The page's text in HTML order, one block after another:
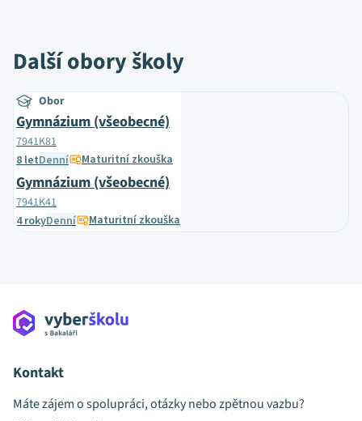
Další obory školy
Obor
Gymnázium (všeobecné)
7941K81
8 letDenní Maturitní zkouška
Gymnázium (všeobecné)
7941K41
4 rokyDenní Maturitní zkouška
Kontakt
Máte zájem o spolupráci, otázky nebo zpětnou vazbu?